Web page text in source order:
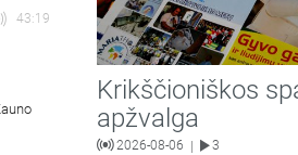
43:19
Krikščioniškos
apžvalga
2026-08-06 | 3